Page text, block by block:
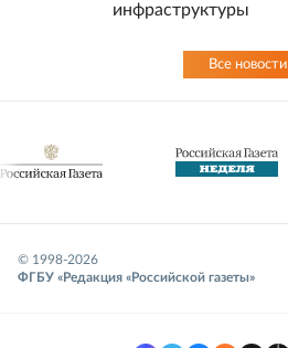
инфраструктуры
Все новости
© 1998-2026
ФГБУ «Редакция «Российской газеты»